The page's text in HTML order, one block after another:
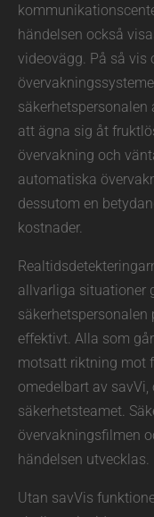
händelsen också
videovägg. På så vis
att ägna sig åt
övervakning och
automatiska
dessutom en
kostnader.
allvarliga situationer
säkerhetspersonalen
effektivt. Alla som
motsatt riktning mot
omedelbart av
säkerhetsteamet.
övervakningsfilmen
händelsen utvecklas.
Utan savVis